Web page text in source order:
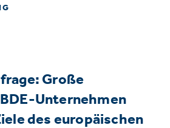
Große
Unternehmen
des europäischen